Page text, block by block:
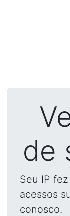
de
Seu IP
acessos
conosco.